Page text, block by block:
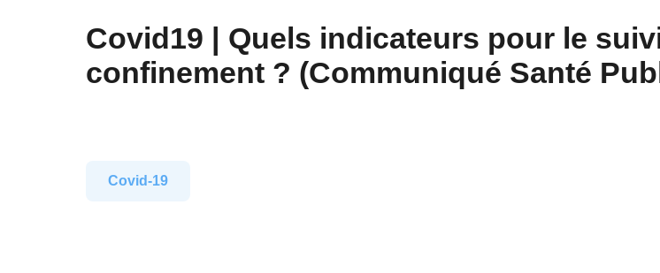
Covid19 | Quels indicateurs pour le
confinement ? (Communiqué Santé
Covid-19